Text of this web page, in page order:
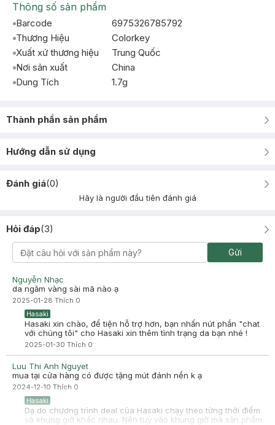
Thông số sản phẩm
Barcode
6975326785792
Thương Hiệu
Colorkey
Xuất xứ thương hiệu
Trung Quốc
Nơi sản xuất
China
Dung Tích
1.7g
Thành phần sản phẩm
Hướng dẫn sử dụng
Đánh giá(0)
Hãy là người đầu tiên đánh giá
Hỏi đáp(3)
Gửi
Nguyễn Nhạc
da ngăm vàng sài mã nào ạ
2025-01-28 Thích 0
Hasaki
Hasaki xin chào, để tiện hỗ trợ hơn, bạn nhấn nút phần "chat
với chúng tôi" cho Hasaki xin thêm tình trạng da bạn nhé !
2025-01-30 Thích 0
Luu Thi Anh Nguyet
mua tại cửa hàng có được tặng mút đánh nền k ạ
2024-12-10 Thích 0
Hasaki
Dạ do chương trình deal của Hasaki chạy theo từng thời điểm
và khung giờ khác nhau. Nên tuỳ vào khung giờ mà sản phẩm